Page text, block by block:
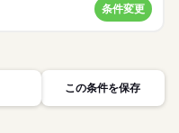
条件変更
この条件を保存